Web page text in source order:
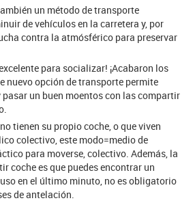
un método de transporte
de vehículos en la carretera y, por
contra la atmósférico para preservar
para socializar! ¡Acabaron los
nuevo opción de transporte permite
un buen moentos con las compartir
tienen su propio coche, o que viven
colectivo, este modo=medio de
para moverse, colectivo. Además, la
coche es que puedes encontrar un
en el último minuto, no es obligatorio
de antelación.